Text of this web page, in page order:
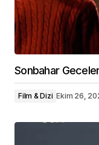
Sonbahar
Film & Dizi Ekim 26,